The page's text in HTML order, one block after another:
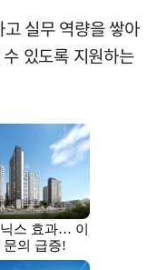
실무 역량을 쌓아
있도록 지원하는